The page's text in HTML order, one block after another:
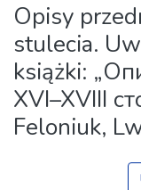
Opisy
stulecia.
książki:
XVI–XVIII
Feloniuk,